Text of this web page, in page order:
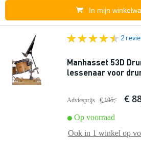
In mijn
2
Manhasset 53D
lessenaar voor
Adviesprijs € 105,- €
Op voorraad
Ook in 1 winkel op